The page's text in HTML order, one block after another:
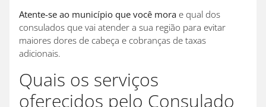
Atente-se ao município que você mora e qual dos
consulados que vai atender a sua região para evitar
maiores dores de cabeça e cobranças de taxas
adicionais.
Quais os serviços
oferecidos pelo Consulado